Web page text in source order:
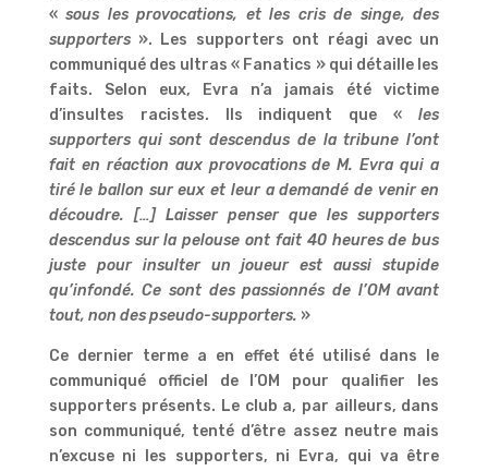
«sous les provocations, et les cris de singe, des
supporters ». Les supporters ont réagi avec un
communiqué des ultras « Fanatics » qui détaille les
faits. Selon eux, Evra n’a jamais été victime
d’insultes racistes. Ils indiquent que «les
supporters qui sont descendus de la tribune l’ont
fait en réaction aux provocations de M. Evra qui a
tiré le ballon sur eux et leur a demandé de venir en
découdre. […] Laisser penser que les supporters
descendus sur la pelouse ont fait 40 heures de bus
juste pour insulter un joueur est aussi stupide
qu’infondé. Ce sont des passionnés de l’OM avant
tout, non des pseudo-supporters. »
Ce dernier terme a en effet été utilisé dans le
communiqué officiel de l’OM pour qualifier les
supporters présents. Le club a, par ailleurs, dans
son communiqué, tenté d’être assez neutre mais
n’excuse ni les supporters, ni Evra, qui va être